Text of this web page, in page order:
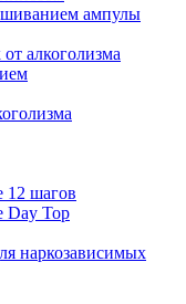
ампулы
алкоголизма
12 шагов
Day Top
наркозависимых